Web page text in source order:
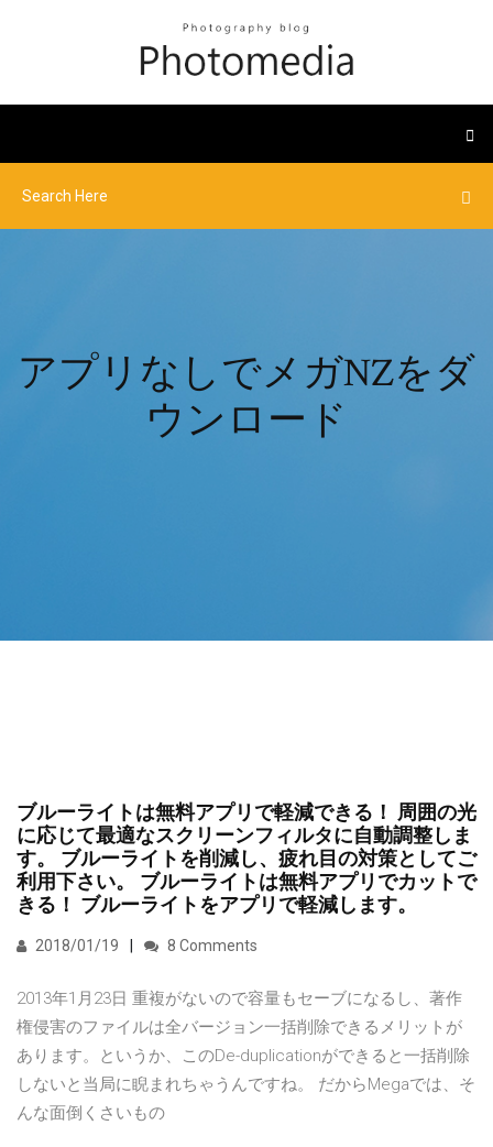
アプリなしでメガNZをダ
ウンロード
ブルーライトは無料アプリで軽減できる！ 周囲の光
に応じて最適なスクリーンフィルタに自動調整しま
す。 ブルーライトを削減し、疲れ目の対策としてご
利用下さい。 ブルーライトは無料アプリでカットで
きる！ ブルーライトをアプリで軽減します。
2018/01/19 8 Comments
2013年1月23日 重複がないので容量もセーブになるし、著作
権侵害のファイルは全バージョン一括削除できるメリットが
あります。というか、このDe-duplicationができると一括削除
しないと当局に睨まれちゃうんですね。 だからMegaでは、そ
んな面倒くさいもの